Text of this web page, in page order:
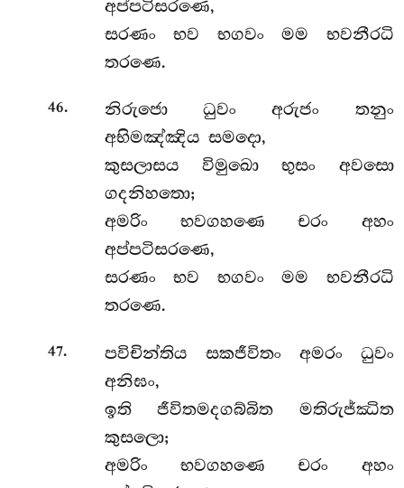
අප්පටිසරණෙ,
සරණං භව භගවං මම භවනීරධි
තරණෙ.
46.
නිරුජො ධුවං අරුජං තනුං
අභිමඤ්ඤිය සමදො,
කුසලාසය විමුඛො භුසං අවසො
ගදනිහතො;
අමරිං භවගහණෙ චරං අහං
අප්පටිසරණෙ,
සරණං භව භගවං මම භවනීරධි
තරණෙ.
47.
පවිචින්තිය සකජීවිතං අමරං ධුවං
අනිඝං,
ඉති ජීවිතමදගබ්බිත මතිරුජ්ඣිත
කුසලො;
අමරිං භවගහණෙ චරං අහං